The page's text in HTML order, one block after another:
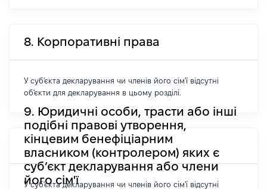
8. Корпоративні права
У суб'єкта декларування чи членів його сім'ї відсутні
об'єкти для декларування в цьому розділі.
9. Юридичні особи, трасти або інші
подібні правові утворення,
кінцевим бенефіціарним
власником (контролером) яких є
суб’єкт декларування або члени
його сім'ї
У суб'єкта декларування чи членів його сім'ї відсутні